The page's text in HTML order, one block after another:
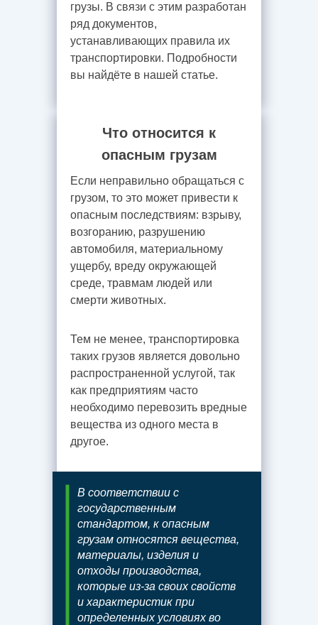
грузы. В связи с этим разработан
ряд документов,
устанавливающих правила их
транспортировки. Подробности
вы найдёте в нашей статье.
Что относится к
опасным грузам
Если неправильно обращаться с
грузом, то это может привести к
опасным последствиям: взрыву,
возгоранию, разрушению
автомобиля, материальному
ущербу, вреду окружающей
среде, травмам людей или
смерти животных.
В соответствии с
государственным
стандартом, к опасным
грузам относятся вещества,
материалы, изделия и
отходы производства,
которые из-за своих свойств
и характеристик при
определенных условиях во
Тем не менее, транспортировка
таких грузов является довольно
распространенной услугой, так
как предприятиям часто
необходимо перевозить вредные
вещества из одного места в
другое.